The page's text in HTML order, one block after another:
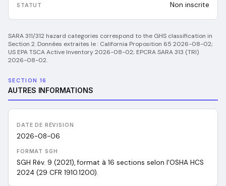
Non inscrite
SARA 311/312 hazard categories correspond to the GHS classification in
Section 2. Données extraites le : California Proposition 65 2026-08-02;
US EPA TSCA Active Inventory 2026-08-02; EPCRA SARA 313 (TRI)
2026-08-02.
SECTION 16
AUTRES INFORMATIONS
DATE DE RÉVISION
2026-08-06
FORMAT SGH
SGH Rév. 9 (2021), format à 16 sections selon l'OSHA HCS
2024 (29 CFR 1910.1200).